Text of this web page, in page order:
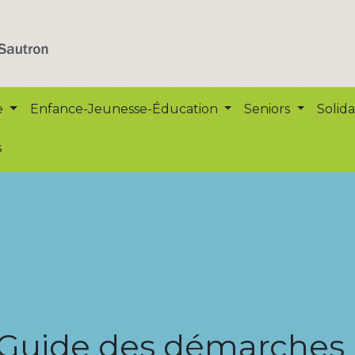
Enfance-Jeunesse-Éducation Seniors
des démarches